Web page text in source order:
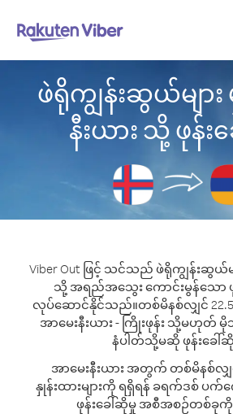
ဖဲရိုကျွန်းဆွယ်များ
နီးယား သို့ ဖုန်း
Viber Out ဖြင့် သင်သည် ဖဲရိုကျွန်းဆွယ်မ
သို့ အရည်အသွေး ကောင်းမွန်သော ဖု
လုပ်ဆောင်နိုင်သည်။တစ်မိနစ်လျှင်
အာမေးနီးယား - ကြိုးဖုန်း သို့မဟုတ်
နံပါတ်သို့မဆို ဖုန်းခေါ်ဆို
အာမေးနီးယား အတွက် တစ်မိနစ်လ
နှုန်းထားများကို ရရှိရန် ခရက်ဒစ် ပက်
ဖုန်းခေါ်ဆိုမှု အစီအစဉ်တစ်ခု